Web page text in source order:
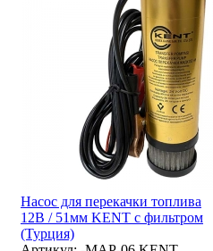
Насос для перекачки топлива
12В / 51мм KENT с фильтром
(Турция)